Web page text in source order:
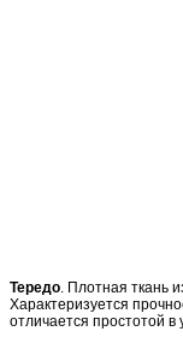
Тередо. Плотная ткань
Характеризуется
отличается простотой